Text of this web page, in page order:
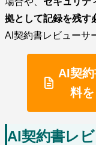
拠として記録を残す
AI契約書レビューサ
AI契
料
AI契約書レ